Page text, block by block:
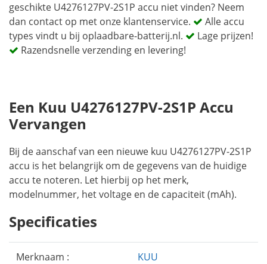
geschikte U4276127PV-2S1P accu niet vinden? Neem
dan contact op met onze klantenservice.
Alle accu
types vindt u bij oplaadbare-batterij.nl.
Lage prijzen!
Razendsnelle verzending en levering!
Een Kuu U4276127PV-2S1P Accu
Vervangen
Bij de aanschaf van een nieuwe kuu U4276127PV-2S1P
accu is het belangrijk om de gegevens van de huidige
accu te noteren. Let hierbij op het merk,
modelnummer, het voltage en de capaciteit (mAh).
Specificaties
Merknaam : KUU